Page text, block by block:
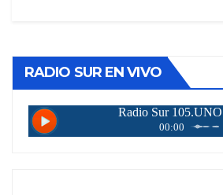
RADIO SUR EN VIVO